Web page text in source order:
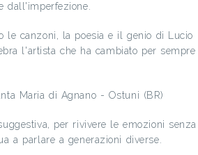
dall'imperfezione.
le canzoni, la poesia e il genio di Lucio
l'artista che ha cambiato per sempre
Maria di Agnano - Ostuni (BR)
per rivivere le emozioni senza
a parlare a generazioni diverse.